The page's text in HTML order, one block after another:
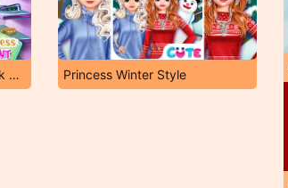
Ice Princess Pregnant Check Up Princess Winter Style